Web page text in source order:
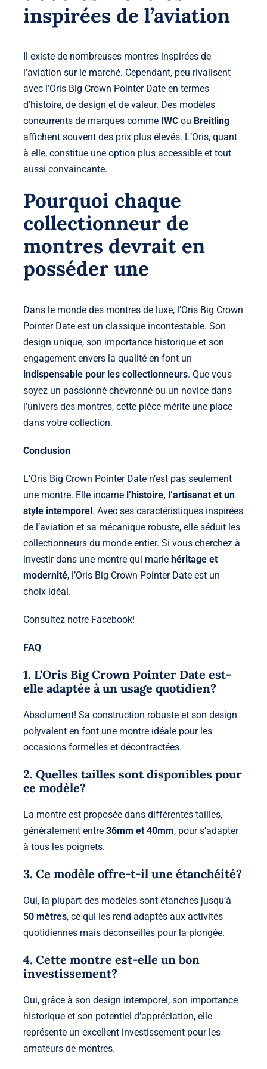
inspirées de l’aviation
Il existe de nombreuses montres inspirées de
l’aviation sur le marché. Cependant, peu rivalisent
avec l’Oris Big Crown Pointer Date en termes
d’histoire, de design et de valeur. Des modèles
concurrents de marques comme IWCou Breitling
affichent souvent des prix plus élevés. L’Oris, quant
à elle, constitue une option plus accessible et tout
aussi convaincante.
Pourquoi chaque
collectionneur de
montres devrait en
posséder une
Dans le monde des montres de luxe, l’Oris Big Crown
Pointer Date est un classique incontestable. Son
design unique, son importance historique et son
engagement envers la qualité en font un
indispensable pour les collectionneurs. Que vous
soyez un passionné chevronné ou un novice dans
l’univers des montres, cette pièce mérite une place
dans votre collection.
Conclusion
L’Oris Big Crown Pointer Date n’est pas seulement
une montre. Elle incarne l’histoire, l’artisanat et un
style intemporel. Avec ses caractéristiques inspirées
de l’aviation et sa mécanique robuste, elle séduit les
collectionneurs du monde entier. Si vous cherchez à
investir dans une montre qui marie héritage et
modernité, l’Oris Big Crown Pointer Date est un
choix idéal.
Consultez notre Facebook!
FAQ
1. L’Oris Big Crown Pointer Date est-
elle adaptée à un usage quotidien?
Absolument! Sa construction robuste et son design
polyvalent en font une montre idéale pour les
occasions formelles et décontractées.
2. Quelles tailles sont disponibles pour
ce modèle?
La montre est proposée dans différentes tailles,
généralement entre 36mm et 40mm, pour s’adapter
à tous les poignets.
3. Ce modèle offre-t-il une étanchéité?
Oui, la plupart des modèles sont étanches jusqu’à
50 mètres, ce qui les rend adaptés aux activités
quotidiennes mais déconseillés pour la plongée.
4. Cette montre est-elle un bon
investissement?
Oui, grâce à son design intemporel, son importance
historique et son potentiel d’appréciation, elle
représente un excellent investissement pour les
amateurs de montres.